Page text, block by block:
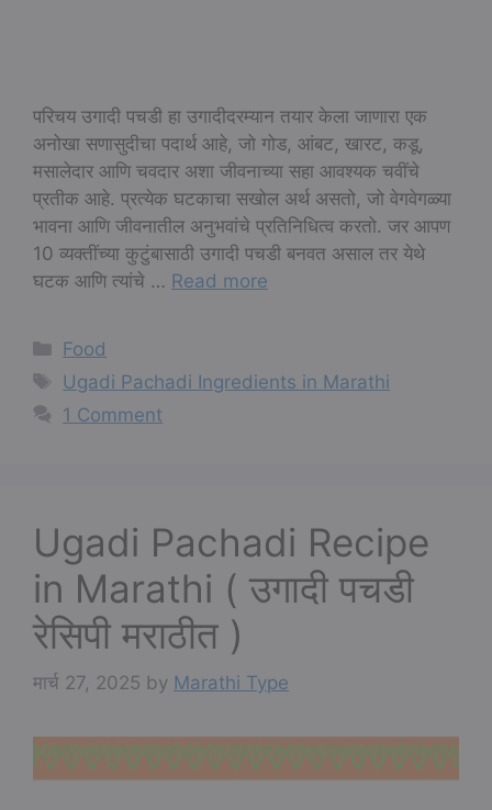
परिचय उगादी पचडी हा उगादीदरम्यान तयार केला जाणारा एक
अनोखा सणासुदीचा पदार्थ आहे, जो गोड, आंबट, खारट, कडू,
मसालेदार आणि चवदार अशा जीवनाच्या सहा आवश्यक चवींचे
प्रतीक आहे. प्रत्येक घटकाचा सखोल अर्थ असतो, जो वेगवेगळ्या
भावना आणि जीवनातील अनुभवांचे प्रतिनिधित्व करतो. जर आपण
10 व्यक्तींच्या कुटुंबासाठी उगादी पचडी बनवत असाल तर येथे
घटक आणि त्यांचे … Read more
Categories
Food
Tags
Ugadi Pachadi Ingredients in Marathi
1 Comment
Ugadi Pachadi Recipe
in Marathi ( उगादी पचडी
रेसिपी मराठीत )
मार्च 27, 2025 by Marathi Type